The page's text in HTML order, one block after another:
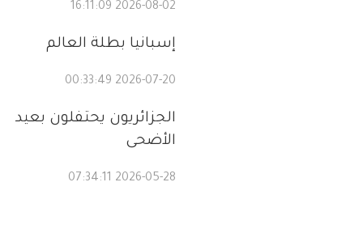
2026-08-02 16:11:09
إسبانيا بطلة العالم
2026-07-20 00:33:49
الجزائريون يحتفلون بعيد
الأضحى
2026-05-28 07:34:11